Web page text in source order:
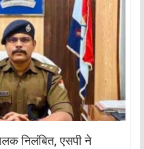
निलंबित, एसपी ने